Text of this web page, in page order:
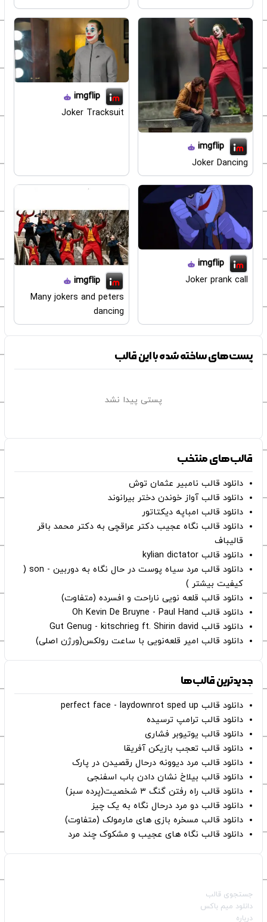
imgflip
Joker Dancing
imgflip
Joker Tracksuit
imgflip
Joker prank call
imgflip
Many jokers and peters
dancing
پست‌های ساخته شده با این قالب
پستی پیدا نشد
قالب‌های منتخب
دانلود قالب نامبیر عثمان ‌توش
دانلود قالب آواز خوندن دختر بیرانوند
دانلود قالب امباپه دیکتاتور
دانلود قالب نگاه عجیب دکتر عراقچی به دکتر محمد باقر
قالیباف
دانلود قالب kylian dictator
دانلود قالب مرد سیاه پوست در حال نگاه به دوربین - son (
کیفیت بیشتر )
دانلود قالب قلعه نویی ناراحت و افسرده (متفاوت)
دانلود قالب Oh Kevin De Bruyne - Paul Hand
دانلود قالب Gut Genug - kitschrieg ft. Shirin david
دانلود قالب امیر قلعه‌نویی با ساعت رولکس(ورژن اصلی)
جدیدترین قالب‌ها
دانلود قالب perfect face - laydownrot sped up
دانلود قالب ترامپ ترسیده
دانلود قالب یوتیوبر فشاری
دانلود قالب تعجب بازیکن آفریقا
دانلود قالب مرد دیوونه درحال رقصیدن در پارک
دانلود قالب بیلاخ نشان دادن باب اسفنجی
دانلود قالب راه رفتن گنگ ۳ شخصیت(پرده سبز)
دانلود قالب دو مرد درحال نگاه به یک چیز
دانلود قالب مسخره بازی های مارمولک (متفاوت)
دانلود قالب نگاه های عجیب و مشکوک چند مرد
جستجوی قالب
دانلود میم باکس
درباره